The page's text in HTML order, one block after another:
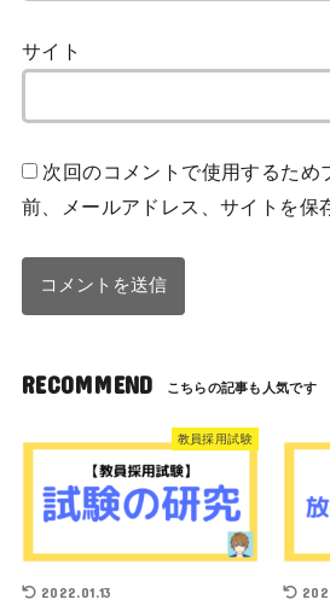
サイト
次回のコメントで使用するため
前、メールアドレス、サイトを保
RECOMMEND
教員採用試験
2022.01.13